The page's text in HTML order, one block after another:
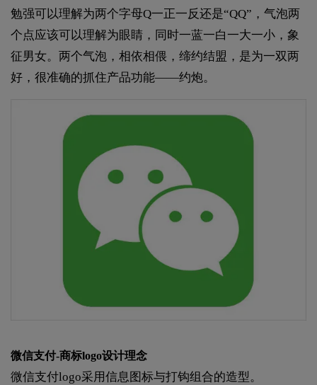
勉强可以理解为两个字母Q一正一反还是“QQ”，气泡两
个点应该可以理解为眼睛，同时一蓝一白一大一小，象
征男女。两个气泡，相依相偎，缔约结盟，是为一双两
好，很准确的抓住产品功能——约炮。
微信支付-商标logo设计理念
微信支付logo采用信息图标与打钩组合的造型。